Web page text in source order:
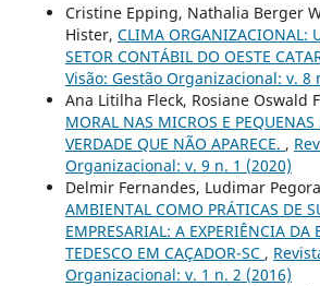
Cristine Epping, Nathalia Berger
Hister, CLIMA ORGANIZACIONAL:
SETOR CONTÁBIL DO OESTE
Visão: Gestão Organizacional: v. 8
Ana Litilha Fleck, Rosiane Oswald
MORAL NAS MICROS E
VERDADE QUE NÃO APARECE. ,
Organizacional: v. 9 n. 1 (2020)
Delmir Fernandes, Ludimar
AMBIENTAL COMO PRÁTICAS DE
EMPRESARIAL: A EXPERIÊNCIA DA
TEDESCO EM CAÇADOR-SC ,
Organizacional: v. 1 n. 2 (2016)